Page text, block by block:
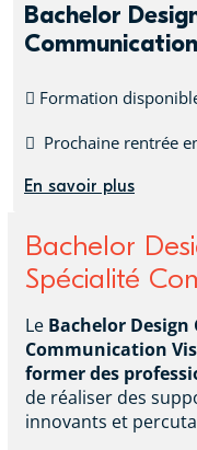
Bachelor
Formation
Prochaine rentrée
En savoir plus
Bachelor
Spécialité
Le Bachelor
Communication
former des
de réaliser des
innovants et